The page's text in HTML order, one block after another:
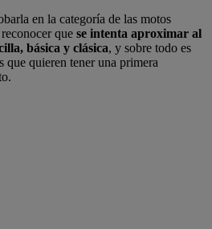
en la categoría de las motos
que se intenta aproximar al
básica y clásica, y sobre todo es
que quieren tener una primera